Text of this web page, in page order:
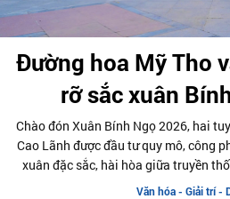
Đường hoa Mỹ Tho
rỡ sắc xuân
Chào đón Xuân Bính Ngọ 2026, hai
Cao Lãnh được đầu tư quy mô, công
xuân đặc sắc, hài hòa giữa truyền
triển hiện đại của vùng
Văn hóa - Giải trí -